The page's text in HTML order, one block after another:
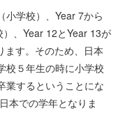
小学校）、Year 7から
、Year 12とYear 13が
ます。そのため、日本
校５年生の時に小学校
業するということにな
本での学年となりま